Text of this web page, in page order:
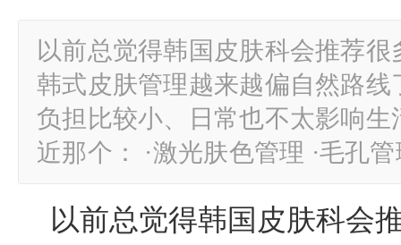
以前总觉得韩国皮肤科会推荐
韩式皮肤管理越来越偏自然路
负担比较小、日常也不太影响
近那个： ·激光肤色管理 ·毛孔
以前总觉得韩国皮肤科会